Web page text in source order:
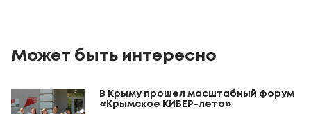
Может быть интересно
В Крыму прошел масштабный форум
«Крымское КИБЕР-лето»